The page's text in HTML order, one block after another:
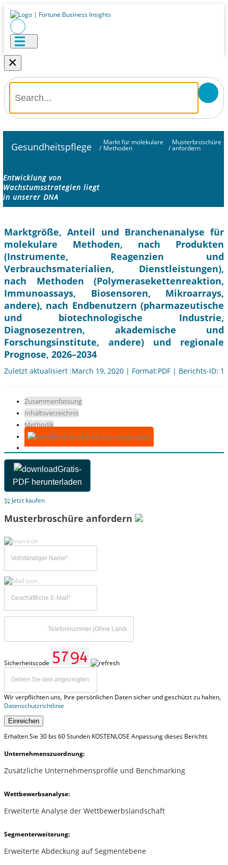
×
Gesundheitspflege /
Markt für molekulare
Methoden /
Musterbroschüre
anfordern
Entwicklung von
Wachstumsstrategien liegt
in unserer DNA
Marktgröße, Anteil und Branchenanalyse für
molekulare Methoden, nach Produkten
(Instrumente, Reagenzien und
Verbrauchsmaterialien, Dienstleistungen),
nach Methoden (Polymerasekettenreaktion,
Immunoassays, Biosensoren, Mikroarrays,
andere), nach Endbenutzern (pharmazeutische
und biotechnologische Industrie,
Diagnosezentren, akademische und
Forschungsinstitute, andere) und regionale
Prognose, 2026–2034
Zuletzt aktualisiert :March 19, 2020 | Format:PDF | Berichts-ID:
Zusammenfassung
Inhaltsverzeichnis
Methodik
Gratis-PDF herunterladen
Gratis-
PDF herunterladen
Jetzt kaufen
Musterbroschüre anfordern
Sicherheitscode
Wir verpflichten uns, Ihre persönlichen Daten sicher und geschützt zu halten,
Datenschutzrichtlinie
Einreichen
Erhalten Sie 30 bis 60 Stunden KOSTENLOSE Anpassung dieses Berichts
Unternehmenszuordnung:
Zusätzliche Unternehmensprofile und Benchmarking
Wettbewerbsanalyse:
Erweiterte Analyse der Wettbewerbslandschaft
Segmenterweiterung:
Erweiterte Abdeckung auf Segmentebene